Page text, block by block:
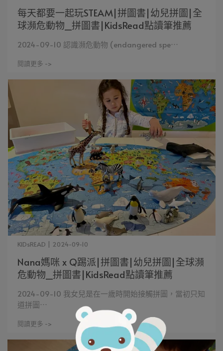
每天都要一起玩STEAM|拼圖書|幼兒拼圖|全
球瀕危動物_拼圖書|KidsRead點讀筆推薦
2024-09-10 認識瀕危動物 (endangered spe⋯
閱讀更多 ->
Nana媽咪 x Q踢派|拼圖書|幼兒拼圖|全球瀕
危動物_拼圖書|KidsRead點讀筆推薦
KIDsREAD | 2024-09-10
2024-09-10 我女兒是在一歲時開始接觸拼圖，當初只知
道拼圖⋯
閱讀更多 ->